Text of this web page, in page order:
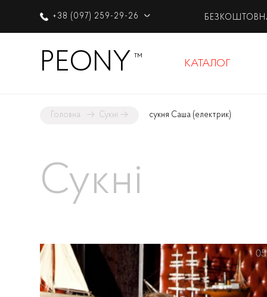
+38 (097) 259-29-26
PEONY ™ КАТАЛОГ
Головна → Сукні → сукня Саша (електрик)
Сукні